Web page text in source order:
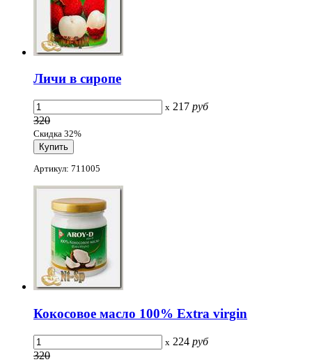
Личи в сиропе
x 217 руб
320
Скидка 32%
Артикул: 711005
Кокосовое масло 100% Extra virgin
x 224 руб
320